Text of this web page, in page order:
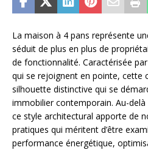
La maison à 4 pans représente
séduit de plus en plus de
de fonctionnalité. Caractérisée
qui se rejoignent en pointe, cette
silhouette distinctive qui se
immobilier contemporain. Au-
ce style architectural apporte de
pratiques qui méritent d’être
performance énergétique,